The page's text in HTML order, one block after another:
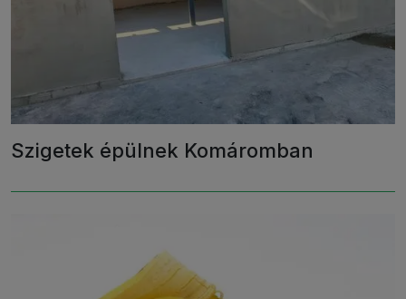
Szigetek épülnek Komáromban